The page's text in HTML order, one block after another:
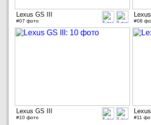
Lexus GS III
#07 фото #08
Lexus GS III
#10 фото #11